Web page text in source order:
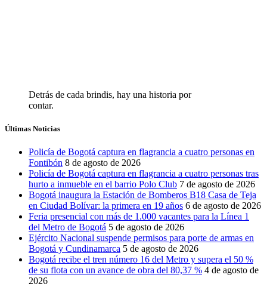
Detrás de cada brindis, hay una historia por
contar.
Últimas Noticias
Policía de Bogotá captura en flagrancia a cuatro personas en
Fontibón 8 de agosto de 2026
Policía de Bogotá captura en flagrancia a cuatro personas tras
hurto a inmueble en el barrio Polo Club 7 de agosto de 2026
Bogotá inaugura la Estación de Bomberos B18 Casa de Teja
en Ciudad Bolívar: la primera en 19 años 6 de agosto de 2026
Feria presencial con más de 1.000 vacantes para la Línea 1
del Metro de Bogotá 5 de agosto de 2026
Ejército Nacional suspende permisos para porte de armas en
Bogotá y Cundinamarca 5 de agosto de 2026
Bogotá recibe el tren número 16 del Metro y supera el 50 %
de su flota con un avance de obra del 80,37 % 4 de agosto de
2026